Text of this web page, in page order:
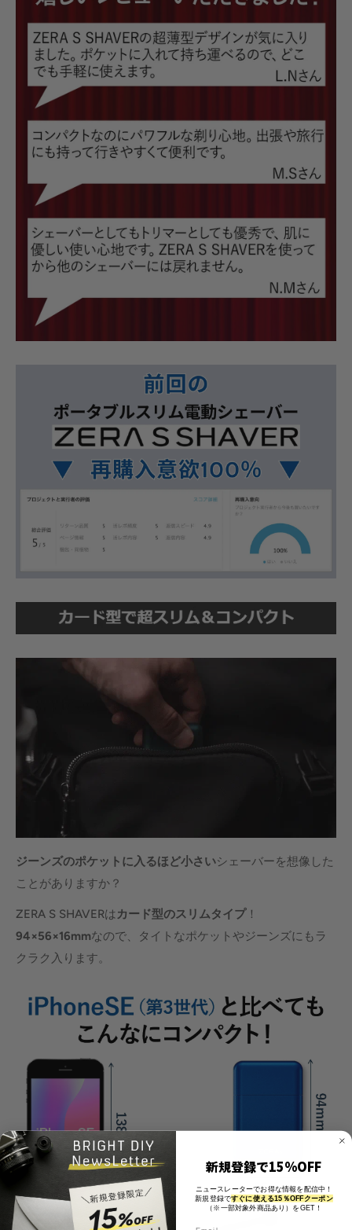
ジーンズのポケットに入るほど小さいシェーバーを想像した
ことがありますか？
ZERA S SHAVERはカード型のスリムタイプ！
94×56×16mmなので、タイトなポケットやジーンズにもラ
クラク入ります。
新規登録で15%OFF
ニュースレーターでお得な情報を配信中！
新規登録ですぐに使える15％OFFクーポン
（※一部対象外商品あり）をGET！